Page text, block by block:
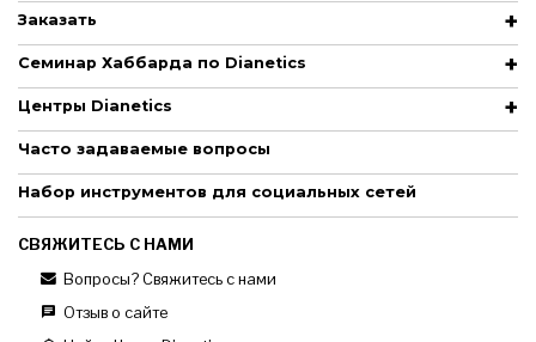
Заказать
Семинар Хаббарда по Dianetics
Центры Dianetics
Часто задаваемые вопросы
Набор инструментов для социальных сетей
СВЯЖИТЕСЬ С НАМИ
Вопросы? Свяжитесь с нами
Отзыв о сайте